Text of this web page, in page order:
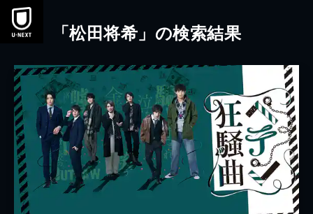
本文へスキップ
「松田将希」の検索結果